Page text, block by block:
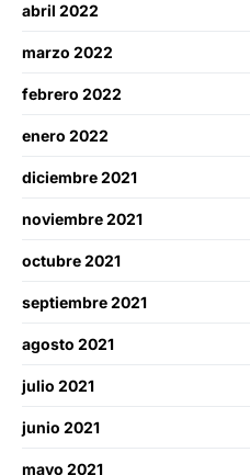
abril 2022
marzo 2022
febrero 2022
enero 2022
diciembre 2021
noviembre 2021
octubre 2021
septiembre 2021
agosto 2021
julio 2021
junio 2021
mayo 2021